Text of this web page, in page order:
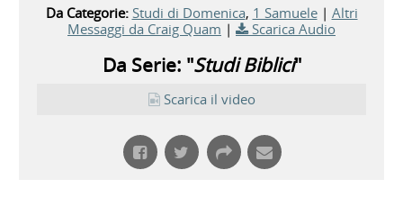
Da Categorie: Studi di Domenica, 1 Samuele| Altri
Messaggi da Craig Quam | Scarica Audio
Da Serie: "Studi Biblici"
Scarica il video